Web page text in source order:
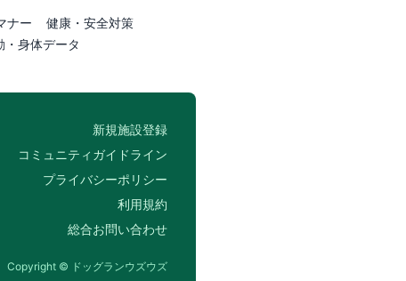
ナー
健康・安全対策
・身体データ
新規施設登録
コミュニティガイドライン
プライバシーポリシー
利用規約
総合お問い合わせ
Copyright © ドッグランウズウズ